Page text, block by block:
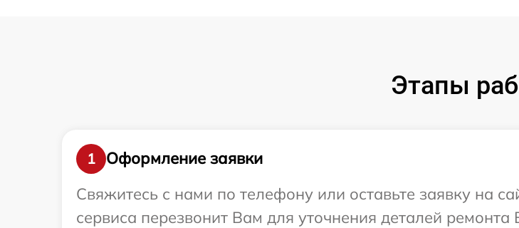
Этапы
1
Оформление заявки
Свяжитесь с нами по телефону или оставьте заявку на
сервиса перезвонит Вам для уточнения деталей